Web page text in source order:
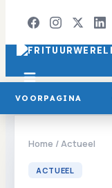
VOORPAGINA
Home /Actueel
ACTUEEL